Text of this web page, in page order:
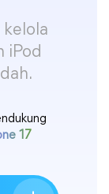
kelola
iPod
17